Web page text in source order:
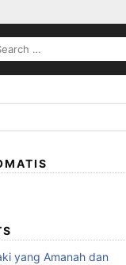
yang Amanah dan